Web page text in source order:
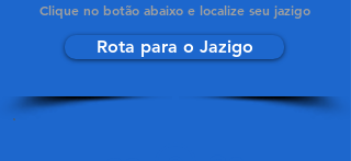
Clique no botão abaixo e localize seu jazigo
Rota para o Jazigo